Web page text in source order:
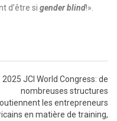
d’être si gender blind!».
2025 JCI World Congress: de
nombreuses structures
les entrepreneurs
en matière de training,